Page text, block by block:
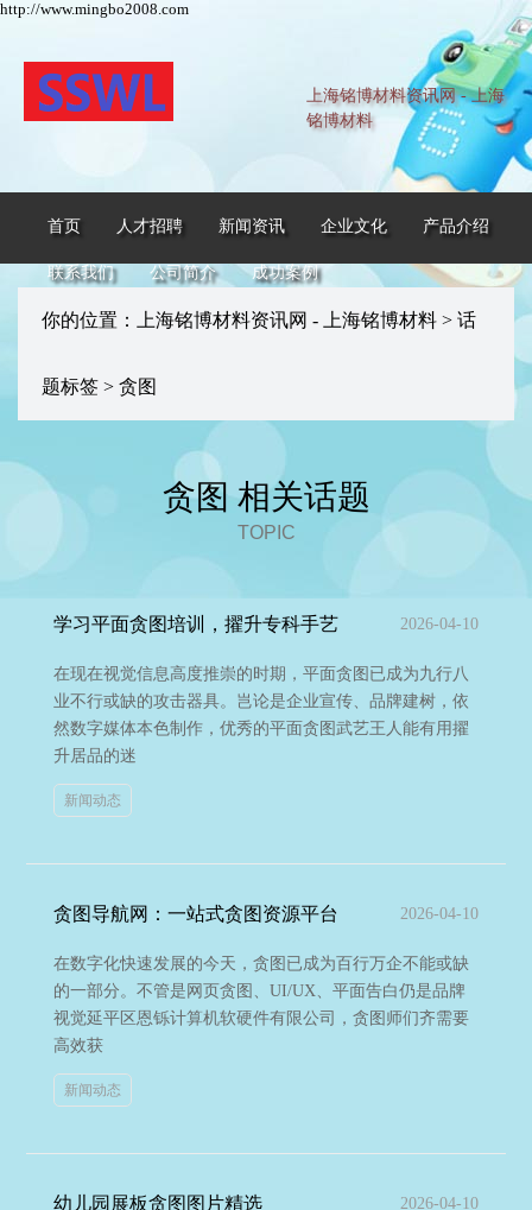
http://www.mingbo2008.com
上海铭博材料资讯网 - 上海
铭博材料
首页 人才招聘 新闻资讯 企业文化 产品介绍
联系我们 公司简介 成功案例
你的位置： 上海铭博材料资讯网 - 上海铭博材料 > 话
题标签 > 贪图
贪图 相关话题
TOPIC
学习平面贪图培训，擢升专科手艺 2026-04-10
在现在视觉信息高度推崇的时期，平面贪图已成为九行八
业不行或缺的攻击器具。岂论是企业宣传、品牌建树，依
然数字媒体本色制作，优秀的平面贪图武艺王人能有用擢
升居品的迷
新闻动态
贪图导航网：一站式贪图资源平台 2026-04-10
在数字化快速发展的今天，贪图已成为百行万企不能或缺
的一部分。不管是网页贪图、UI/UX、平面告白仍是品牌
视觉延平区恩铄计算机软硬件有限公司，贪图师们齐需要
高效获
新闻动态
幼儿园展板贪图图片精选 2026-04-10